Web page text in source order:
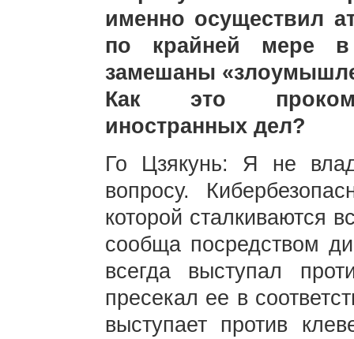
именно осуществил
по крайней мере
замешаны
Как это
иностранных дел?
Го Цзякунь: Я не
вопросу.
которой сталкиваются
сообща посредством
всегда выступал
пресекал ее в
выступает против